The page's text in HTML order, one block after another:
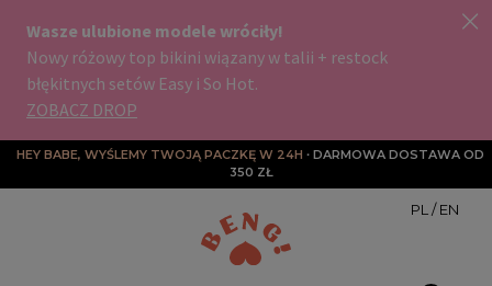
HEY BABE, WYŚLEMY TWOJĄ PACZKĘ W 24H ∙ DARMOWA DOSTAWA OD
350 ZŁ
PL /EN